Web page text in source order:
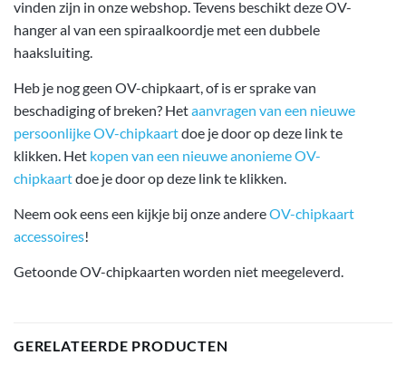
vinden zijn in onze webshop. Tevens beschikt deze OV-
hanger al van een spiraalkoordje met een dubbele
haaksluiting.
Heb je nog geen OV-chipkaart, of is er sprake van
beschadiging of breken? Hetaanvragen van een nieuwe
persoonlijke OV-chipkaartdoe je door op deze link te
klikken. Het kopen van een nieuwe anonieme OV-
chipkaartdoe je door op deze link te klikken.
Neem ook eens een kijkje bij onze andereOV-chipkaart
accessoires!
Getoonde OV-chipkaarten worden niet meegeleverd.
GERELATEERDE PRODUCTEN